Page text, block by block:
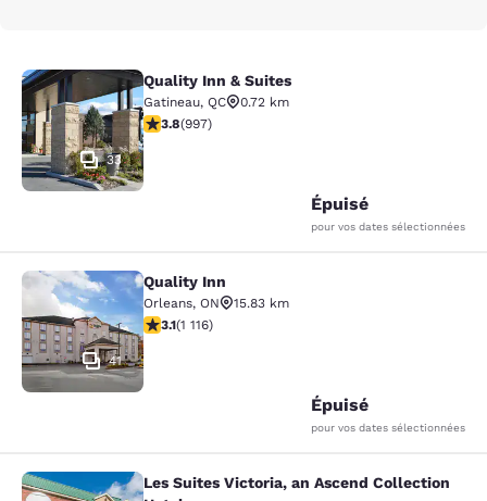
Quality Inn & Suites
33
Quality Inn & Suites
Gatineau, QC
0.72 km
3.79 étoiles. Bien. 997 commentaires
3.8(997)
Épuisé
pour vos dates sélectionnées
Quality Inn
41
Quality Inn
Orleans, ON
15.83 km
3.12 étoiles. Bien. 1116 commentaires
3.1(1 116)
Épuisé
pour vos dates sélectionnées
Les Suites Victoria, an Ascend
Les Suites Victoria, an Ascend Collection